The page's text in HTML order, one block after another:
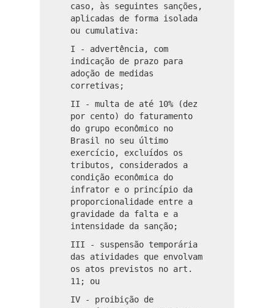
caso, às seguintes sanções,
aplicadas de forma isolada
ou cumulativa:
I - advertência, com
indicação de prazo para
adoção de medidas
corretivas;
II - multa de até 10% (dez
por cento) do faturamento
do grupo econômico no
Brasil no seu último
exercício, excluídos os
tributos, considerados a
condição econômica do
infrator e o princípio da
proporcionalidade entre a
gravidade da falta e a
intensidade da sanção;
III - suspensão temporária
das atividades que envolvam
os atos previstos no art.
11; ou
IV - proibição de